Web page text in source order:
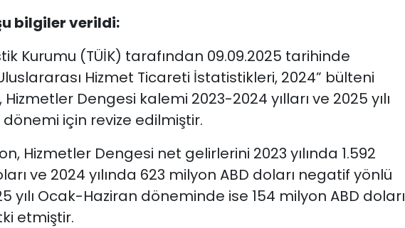
bilgiler verildi:
Kurumu (TÜİK) tarafından 09.09.2025 tarihinde
Hizmet Ticareti İstatistikleri, 2024” bülteni
Dengesi kalemi 2023-2024 yılları ve 2025 yılı
için revize edilmiştir.
Hizmetler Dengesi net gelirlerini 2023 yılında 1.592
ve 2024 yılında 623 milyon ABD doları negatif yönlü
yılı Ocak-Haziran döneminde ise 154 milyon ABD doları
etmiştir.